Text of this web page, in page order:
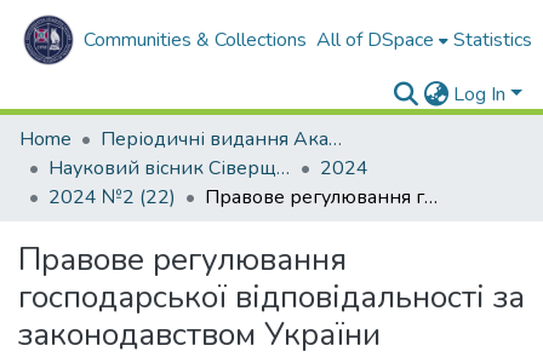
Communities & Collections All of DSpace Statistics
Log In
Home
Періодичні видання Академії
Науковий вісник Сіверщини. Серія: Право.
2024
2024 №2 (22)
Правове регулювання господарської відповідальності за законодавством України
Правове регулювання
господарської відповідальності за
законодавством України